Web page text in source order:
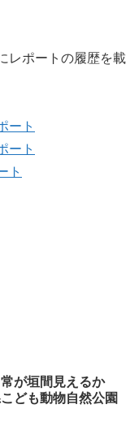
レポートの履歴を載
ート
ート
ト
が垣間見えるか
ども動物自然公園